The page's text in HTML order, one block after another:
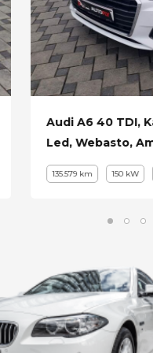
Audi A6 40 TDI,
Led, Webasto,
135.579 km 150 kW